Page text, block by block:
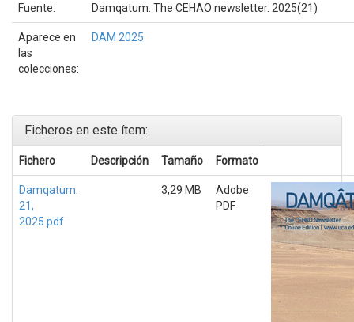
Fuente: Damqatum. The CEHAO newsletter. 2025(21)
Aparece en
las
colecciones:
DAM 2025
Ficheros en este ítem:
Fichero Descripción Tamaño Formato
Damqatum.
21,
2025.pdf
3,29 MB
Adobe
PDF